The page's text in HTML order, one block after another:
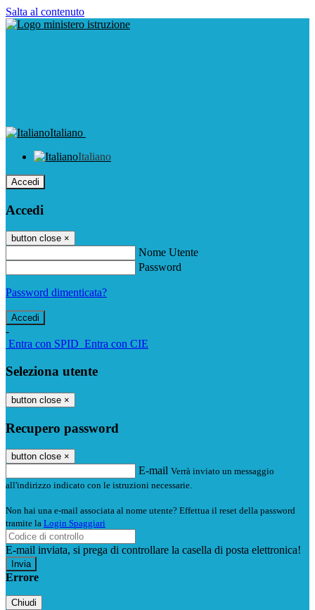
Salta al contenuto
Italiano
Italiano
Accedi
Accedi
button close ×
Nome Utente
Password
Password dimenticata?
-
Entra con SPID Entra con CIE
Seleziona utente
button close ×
Recupero password
button close ×
E-mail Verrà inviato un messaggio
all'indirizzo indicato con le istruzioni necessarie.
Non hai una e-mail associata al nome utente? Effettua il reset della password
tramite la Login Spaggiari
E-mail inviata, si prega di controllare la casella di posta elettronica!
Errore
Chiudi